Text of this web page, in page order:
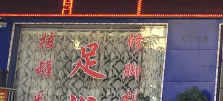
关于大旗